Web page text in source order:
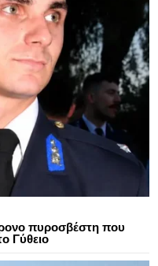
πυροσβέστη που
Γύθειο